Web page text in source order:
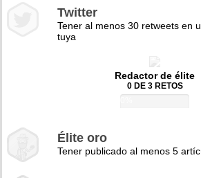
Twitter
Tener al menos 30 retweets en
tuya
Redactor de élite
0 DE 3 RETOS
Élite oro
Tener publicado al menos 5